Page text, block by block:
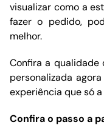
visualizar como a
fazer o pedido,
melhor.
Confira a qualidade
personalizada
experiência que só
Confira o passo a